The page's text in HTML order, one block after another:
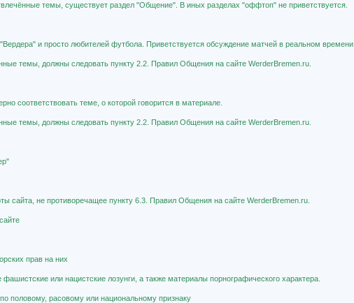
темы, существует раздел "Общение". В иных разделах "оффтоп" не приветствуется.
и просто любителей футбола. Приветствуется обсуждение матчей в реальном времени.
темы, должны следовать пункту 2.2. Правил Общения на сайте WerderBremen.ru.
соответствовать теме, о которой говорится в материале.
темы, должны следовать пункту 2.2. Правил Общения на сайте WerderBremen.ru.
сайта, не противоречащее пункту 6.3. Правил Общения на сайте WerderBremen.ru.
прав на них
или нацистские лозунги, а также материалы порнографического характера.
половому, расовому или национальному признаку